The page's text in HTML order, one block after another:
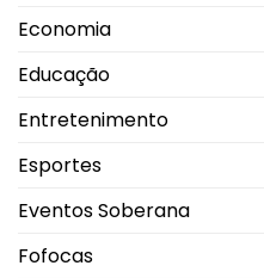
Economia
Educação
Entretenimento
Esportes
Eventos Soberana
Fofocas